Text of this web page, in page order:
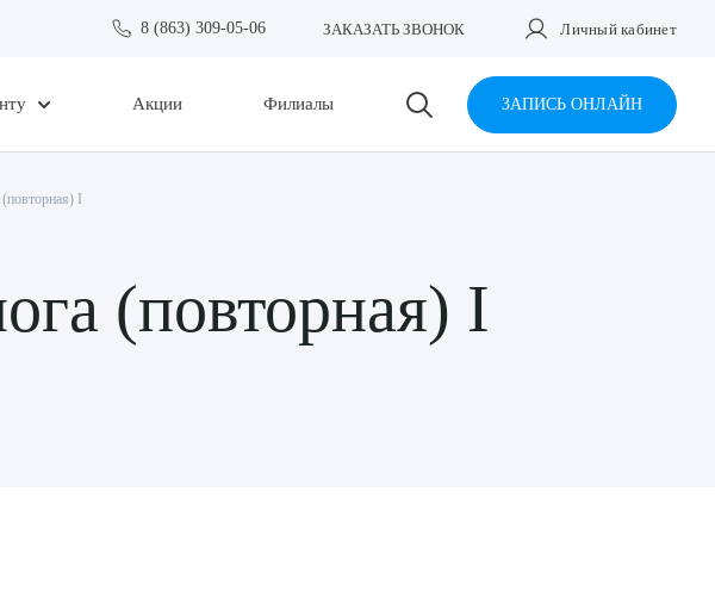
8 (863) 309-05-06 ЗАКАЗАТЬ ЗВОНОК Личный кабинет
Акции Филиалы ЗАПИСЬ ОНЛАЙН
I
(повторная) I